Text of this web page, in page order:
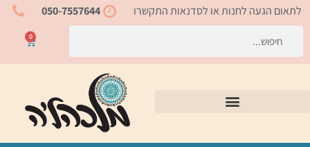
דילוג
050-7557644 לתאום הגעה לחנות או לסדנאות התקשרו
0
עגלת
קניות